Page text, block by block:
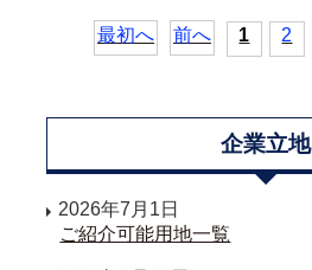
最初へ 前へ 1 2
企業立地
2026年7月1日
ご紹介可能用地一覧